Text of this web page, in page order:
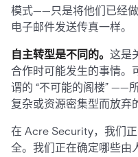
模式——只是将他们已经
电子邮件发送传真一样。
自主转型是不同的。 这是
合作时可能发生的事情。
谓的 “不可能的阁楼” ——
复杂或资源密集型而放弃
在 Acre Security，我们
全。我们正在确定哪些由